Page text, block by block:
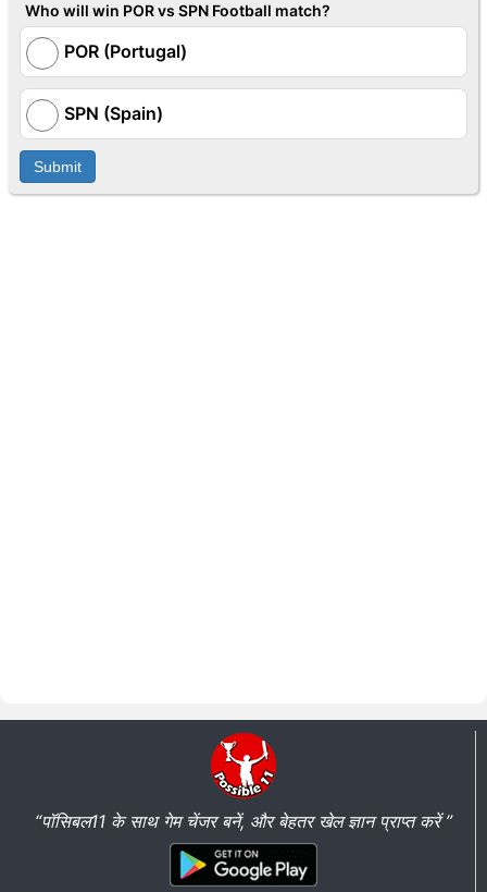
Who will win POR vs SPN Football match?
POR (Portugal)
SPN (Spain)
Submit
“पॉसिबल11 के साथ गेम चेंजर बनें, और बेहतर खेल ज्ञान प्राप्त करें ”